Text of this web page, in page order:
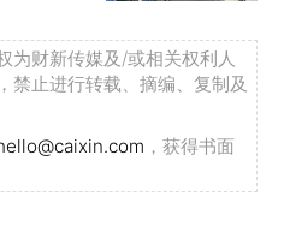
为财新传媒及/或相关权利人
禁止进行转载、摘编、复制及
，获得书面